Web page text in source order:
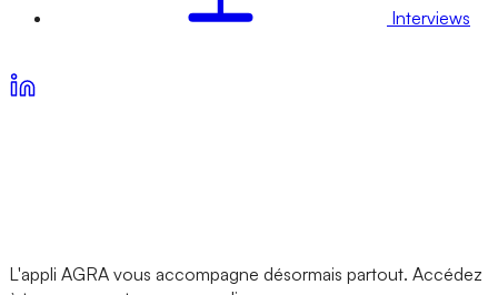
Interviews
L'appli AGRA vous accompagne désormais partout. Accédez